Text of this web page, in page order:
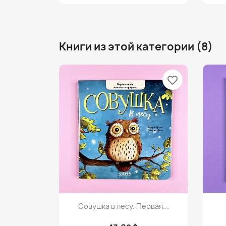
Книги из этой категории (8)
Просмотр
Совушка в лесу. Первая...
favorite_border